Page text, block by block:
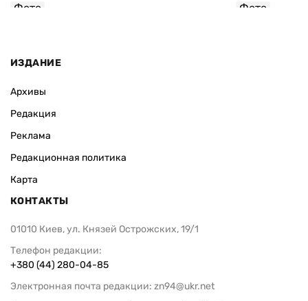
Фото
Фото
ИЗДАНИЕ
Архивы
Редакция
Реклама
Редакционная политика
Карта
КОНТАКТЫ
01010 Киев, ул. Князей Острожских, 19/1
Телефон редакции:
+380 (44) 280-04-85
Электронная почта редакции: zn94@ukr.net